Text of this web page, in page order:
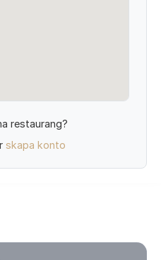
restaurang?
skapa konto